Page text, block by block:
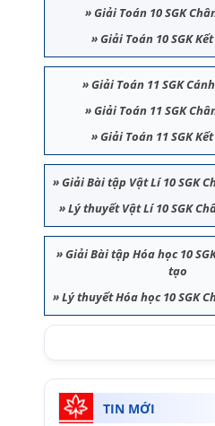
»Giải Toán 10 SGK
»Giải Toán 10 SGK
»Giải Toán 11 SGK
»Giải Toán 11 SGK
»Giải Toán 11 SGK
»Giải Bài tập Vật Lí 10 SGK
»Lý thuyết Vật Lí 10 SGK
»Giải Bài tập Hóa học 10
tạo
»Lý thuyết Hóa học 10 SGK
TIN MỚI